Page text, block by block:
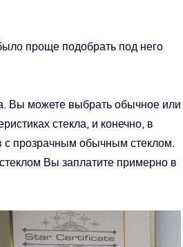
проще подобрать под него
Вы можете выбрать обычное или
стекла, и конечно, в
с прозрачным обычным стеклом.
Вы заплатите примерно в